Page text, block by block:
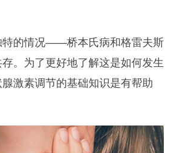
特的情况——桥本氏病和格雷夫斯
。为了更好地了解这是如何发生
激素调节的基础知识是有帮助